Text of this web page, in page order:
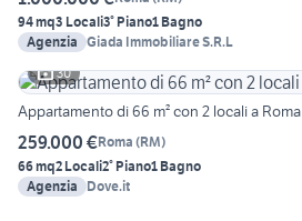
94 mq3 Locali3° Piano1 Bagno
Agenzia Giada Immobiliare S.R.L
30
Appartamento di 66 m² con 2 locali a Roma
259.000 €Roma (RM)
66 mq2 Locali2° Piano1 Bagno
Agenzia
Dove.it